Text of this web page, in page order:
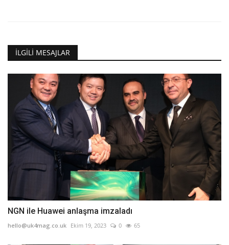
İLGILI MESAJLAR
NGN ile Huawei anlaşma imzaladı
hello@uk4mag.co.uk Ekim 19, 2023 0 65